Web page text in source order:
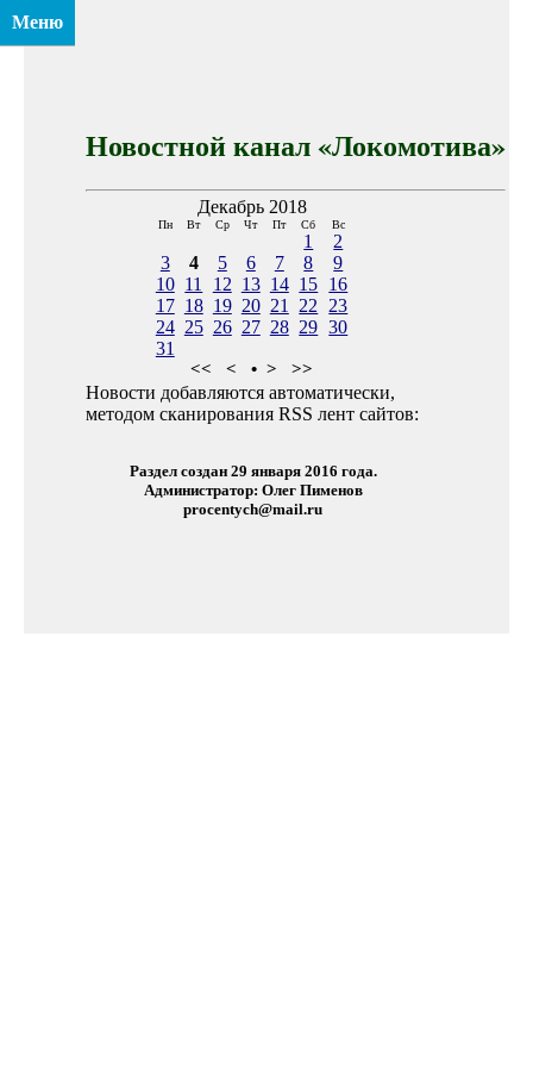
Меню
Новостной канал «Локомотива»
Декабрь 2018
Пн Вт Ср Чт Пт Сб Вс
1
2
3
4 5 6 7 8
9
10 11 12 13 14 15 16
17 18 19 20 21 22
23
24 25 26 27 28 29 30
31
<< < • > >>
Новости добавляются автоматически,
методом сканирования RSS лент сайтов:
Раздел создан 29 января 2016 года.
Администратор: Олег Пименов
procentych@mail.ru